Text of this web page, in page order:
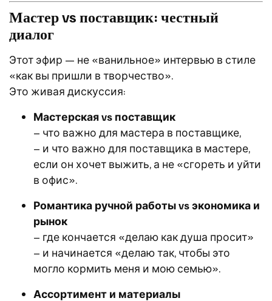
Мастер vs поставщик: честный
диалог
Этот эфир — не «ванильное» интервью в стиле
«как вы пришли в творчество».
Это живая дискуссия:
Мастерская vs поставщик
– что важно для мастера в поставщике,
– и что важно для поставщика в мастере,
если он хочет выжить, а не «сгореть и уйти
в офис».
Романтика ручной работы vs экономика и
рынок
– где кончается «делаю как душа просит»
– и начинается «делаю так, чтобы это
могло кормить меня и мою семью».
Ассортимент и материалы